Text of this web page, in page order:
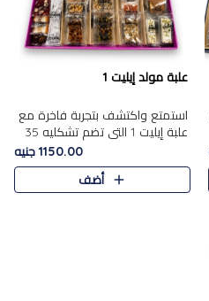
علبة مولد إيليت 1
استمتع واكتشف بتجربة فاخرة مع
علبة إيليت 1 التي تضم تشكليه 35
قطعة من أرقى حلويات المولد
المصري الأصيلة ,معروضة بشكل
جميل في علبة أنيقة ، في..
1150.00 جنيه
أضف